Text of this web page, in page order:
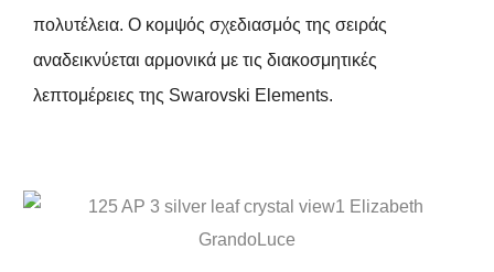
πολυτέλεια. Ο κομψός σχεδιασμός της σειράς
αναδεικνύεται αρμονικά με τις διακοσμητικές
λεπτομέρειες της Swarovski Elements.